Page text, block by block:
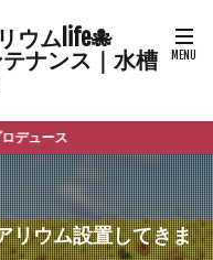
ウムlife🐙
テナンス｜水槽
リウム設置してきま